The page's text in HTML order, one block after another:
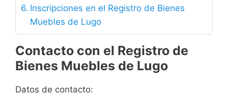
Inscripciones en el Registro de Bienes
Muebles de Lugo
Contacto con el Registro de
Bienes Muebles de Lugo
Datos de contacto: